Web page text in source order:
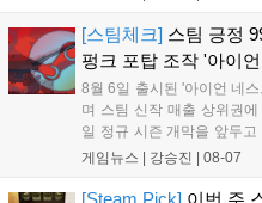
17일까지 이어지는 이번 행
거리를 제공하며, 이후 현대
니다. 연말에는 라스베이거
[스팀체크] 스팀 긍정
펑크 포탑 조작 '아이
8월 6일 출시된 '아이언 네
며 스팀 신작 매출 상위권
일 정규 시즌 개막을 앞두
기록했습니다. 25주년을 맞
'마블 투혼: 파이팅 소울즈
게임뉴스 | 강승진 08-07